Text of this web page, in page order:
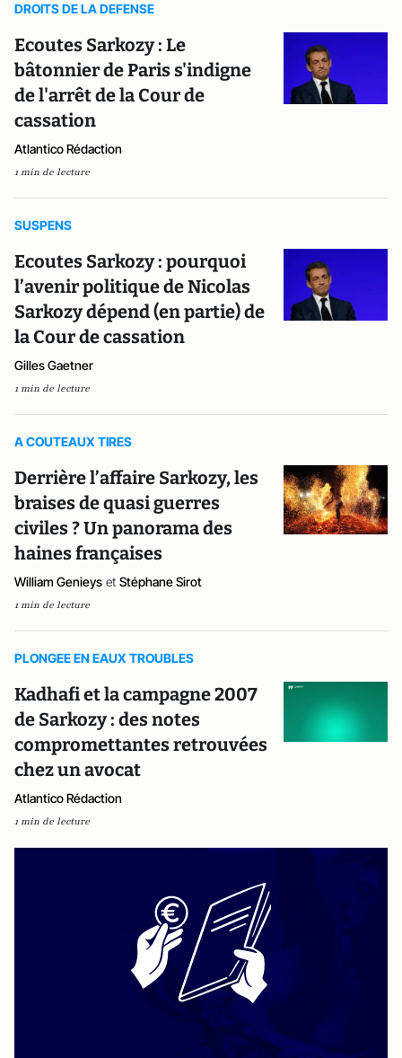
DROITS DE LA DEFENSE
Ecoutes Sarkozy : Le
bâtonnier de Paris s'indigne
de l'arrêt de la Cour de
cassation
Atlantico Rédaction
1 min de lecture
SUSPENS
Ecoutes Sarkozy : pourquoi
l’avenir politique de Nicolas
Sarkozy dépend (en partie) de
la Cour de cassation
Gilles Gaetner
1 min de lecture
A COUTEAUX TIRES
Derrière l’affaire Sarkozy, les
braises de quasi guerres
civiles ? Un panorama des
haines françaises
William Genieys et Stéphane Sirot
1 min de lecture
PLONGEE EN EAUX TROUBLES
Kadhafi et la campagne 2007
de Sarkozy : des notes
compromettantes retrouvées
chez un avocat
Atlantico Rédaction
1 min de lecture